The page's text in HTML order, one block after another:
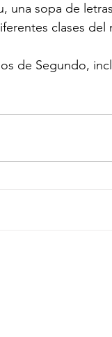
una sopa de
clases
de Segundo,